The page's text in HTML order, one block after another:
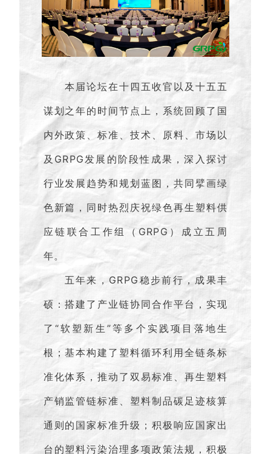
本届论坛在十四五收官以及十五五
谋划之年的时间节点上，系统回顾了国
内外政策、标准、技术、原料、市场以
及GRPG发展的阶段性成果，深入探讨
行业发展趋势和规划蓝图，共同擘画绿
色新篇，同时热烈庆祝绿色再生塑料供
应链联合工作组（GRPG）成立五周
年。
五年来，GRPG稳步前行，成果丰
硕：搭建了产业链协同合作平台，实现
了“软塑新生”等多个实践项目落地生
根；基本构建了塑料循环利用全链条标
准化体系，推动了双易标准、再生塑料
产销监管链标准、塑料制品碳足迹核算
通则的国家标准升级；积极响应国家出
台的塑料污染治理多项政策法规，积极